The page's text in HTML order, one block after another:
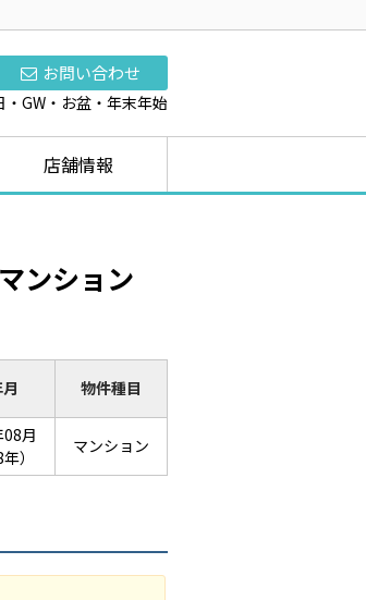
お問い合わせ
GW・お盆・年末年始
店舗情報
ンション
物件種目
月
）
マンション